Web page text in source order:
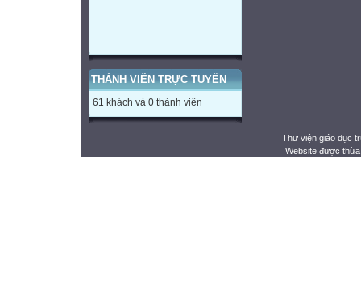
THÀNH VIÊN TRỰC TUYẾN
61 khách và 0 thành viên
Thư viện giáo dục
Website được